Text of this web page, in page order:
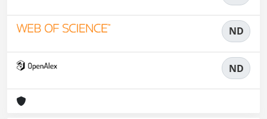
ND
ND